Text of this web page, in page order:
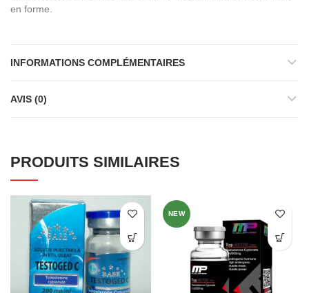
en forme.
INFORMATIONS COMPLÉMENTAIRES
AVIS (0)
PRODUITS SIMILAIRES
NEW